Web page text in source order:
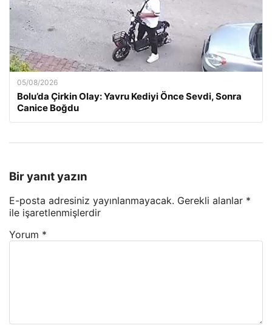
05/08/2026
Bolu’da Çirkin Olay: Yavru Kediyi Önce Sevdi, Sonra
Canice Boğdu
Bir yanıt yazın
E-posta adresiniz yayınlanmayacak. Gerekli alanlar *
ile işaretlenmişlerdir
Yorum *